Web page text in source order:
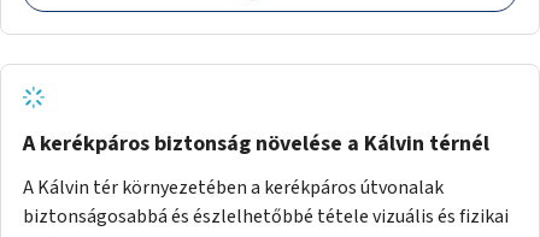
A kerékpáros biztonság növelése a Kálvin térnél
A Kálvin tér környezetében a kerékpáros útvonalak
biztonságosabbá és észlelhetőbbé tétele vizuális és fizikai